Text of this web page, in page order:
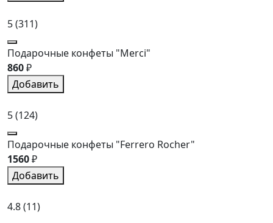
5(311)
Подарочные конфеты "Merci"
860₽
Добавить
5(124)
Подарочные конфеты "Ferrero Rocher"
1560₽
Добавить
4.8(11)